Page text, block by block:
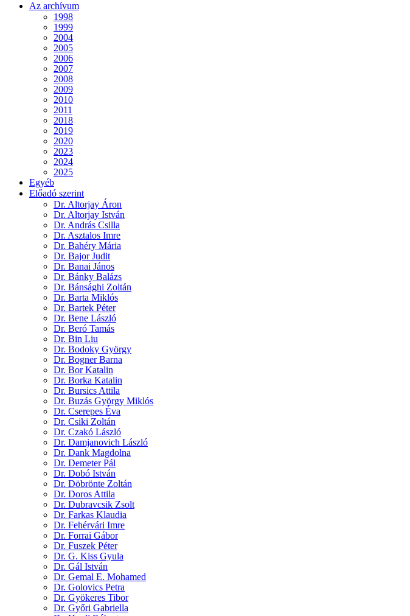
Az archívum
1998
1999
2004
2005
2006
2007
2008
2009
2010
2011
2018
2019
2020
2023
2024
2025
Egyéb
Előadó szerint
Dr. Altorjay Áron
Dr. Altorjay István
Dr. András Csilla
Dr. Asztalos Imre
Dr. Bahéry Mária
Dr. Bajor Judit
Dr. Banai János
Dr. Bánky Balázs
Dr. Bánsághi Zoltán
Dr. Barta Miklós
Dr. Bartek Péter
Dr. Bene László
Dr. Beró Tamás
Dr. Bin Liu
Dr. Bodoky György
Dr. Bogner Barna
Dr. Bor Katalin
Dr. Borka Katalin
Dr. Bursics Attila
Dr. Buzás György Miklós
Dr. Cserepes Éva
Dr. Csiki Zoltán
Dr. Czakó László
Dr. Damjanovich László
Dr. Dank Magdolna
Dr. Demeter Pál
Dr. Dobó István
Dr. Döbrönte Zoltán
Dr. Doros Attila
Dr. Dubravcsik Zsolt
Dr. Farkas Klaudia
Dr. Fehérvári Imre
Dr. Forrai Gábor
Dr. Fuszek Péter
Dr. G. Kiss Gyula
Dr. Gál István
Dr. Gemal E. Mohamed
Dr. Golovics Petra
Dr. Gyökeres Tibor
Dr. Győri Gabriella